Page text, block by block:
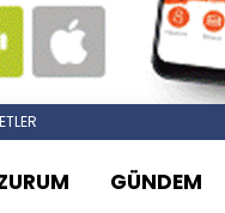
GÜNDEM